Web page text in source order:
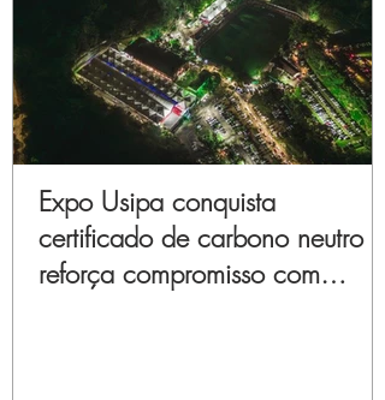
Expo Usipa conquista
certificado de carbono neutro e
reforça compromisso com